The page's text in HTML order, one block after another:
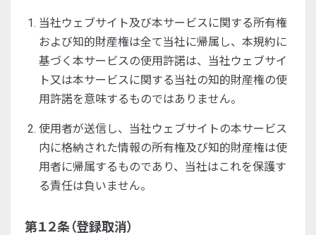
当社ウェブサイト及び本サービスに関する所有権
および知的財産権は全て当社に帰属し、本規約に
基づく本サービスの使用許諾は、当社ウェブサイ
ト又は本サービスに関する当社の知的財産権の使
用許諾を意味するものではありません。
使用者が送信し、当社ウェブサイトの本サービス
内に格納された情報の所有権及び知的財産権は使
用者に帰属するものであり、当社はこれを保護す
る責任は負いません。
第１２条（登録取消）